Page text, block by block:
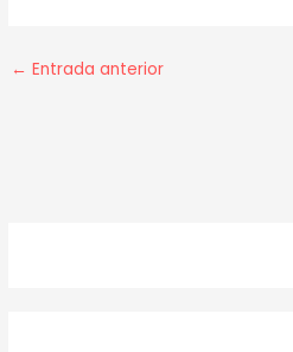
← Entrada anterior